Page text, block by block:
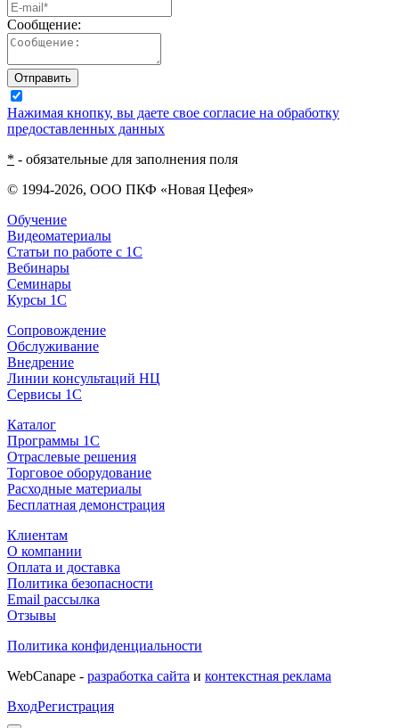
Сообщение:
Отправить
Нажимая кнопку, вы даете свое согласие на обработку
предоставленных данных
* - обязательные для заполнения поля
© 1994-2026, ООО ПКФ «Новая Цефея»
Обучение
Видеоматериалы
Статьи по работе с 1С
Вебинары
Семинары
Курсы 1С
Сопровождение
Обслуживание
Внедрение
Линии консультаций НЦ
Сервисы 1С
Каталог
Программы 1С
Отраслевые решения
Торговое оборудование
Расходные материалы
Бесплатная демонстрация
Клиентам
О компании
Оплата и доставка
Политика безопасности
Email рассылка
Отзывы
Политика конфиденциальности
WebCanape - разработка сайта и контекстная реклама
ВходРегистрация